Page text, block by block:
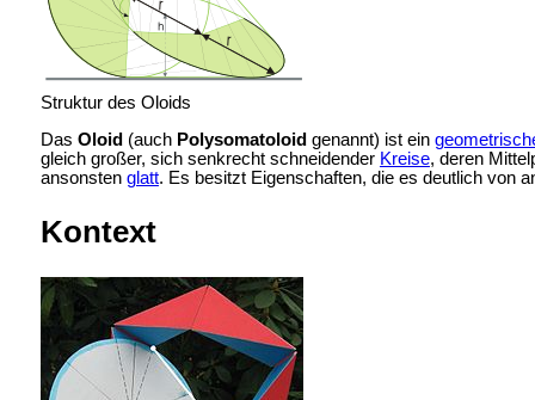
Struktur des Oloids
Das Oloid (auch Polysomatoloid genannt) ist ein
gleich großer, sich senkrecht schneidender Kreise, deren
ansonsten glatt. Es besitzt Eigenschaften, die es deutlich von
Kontext